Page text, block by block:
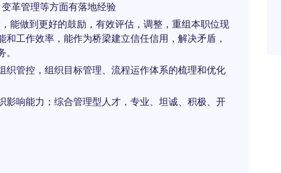
革管理等方面有落地经验
能做到更好的鼓励，有效评估，调整，重组本职位现
工作效率，能作为桥梁建立信任信用，解决矛盾，
织管控，组织目标管理、流程运作体系的梳理和优化
影响能力；综合管理型人才，专业、坦诚、积极、开